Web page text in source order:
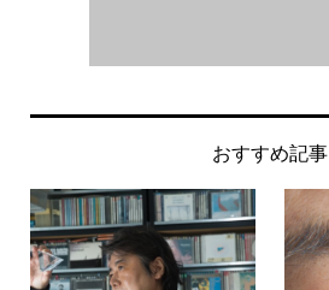
おすすめ記事